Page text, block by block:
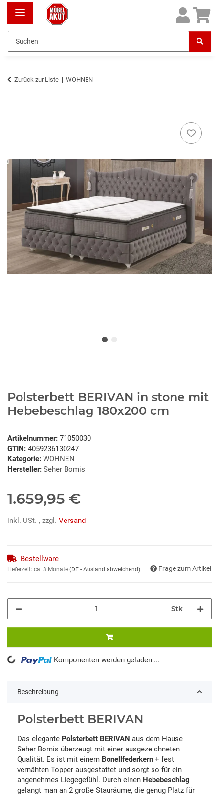
Zurück zur Liste WOHNEN
Polsterbett BERIVAN in stone mit
Hebebeschlag 180x200 cm
Artikelnummer: 71050030
GTIN: 4059236130247
Kategorie: WOHNEN
Hersteller: Seher Bomis
1.659,95 €
inkl. USt. , zzgl. Versand
Bestellware
Lieferzeit: ca. 3 Monate (DE - Ausland abweichend) Frage zum Artikel
Stk
Komponenten werden geladen ...
Beschreibung
Polsterbett BERIVAN
Das elegante Polsterbett BERIVAN aus dem Hause
Seher Bomis überzeugt mit einer ausgezeichneten
Qualität. Es ist mit einem Bonellfederkern + fest
vernähten Topper ausgestattet und sorgt so für ein
angenehmes Liegegefühl. Durch einen Hebebeschlag
gelangt man an 2 große Stauräume, die genug Platz für